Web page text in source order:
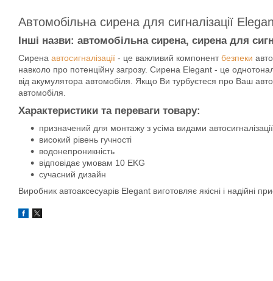
Автомобільна сирена для сигналізації
Інші назви: автомобільна сирена, сирена для
Сирена автосигналізації - це важливий компонентбезпеки
навколо про потенційну загрозу. Сирена Elegant - це
від акумулятора автомобіля. Якщо Ви турбуєтеся про Ваш
автомобіля.
Характеристики та переваги товару:
призначений для монтажу з усіма видами автосигналізації
високий рівень гучності
водонепроникність
відповідає умовам 10 EKG
сучасний дизайн
Виробник автоаксесуарів Elegant виготовляє якісні і надійні